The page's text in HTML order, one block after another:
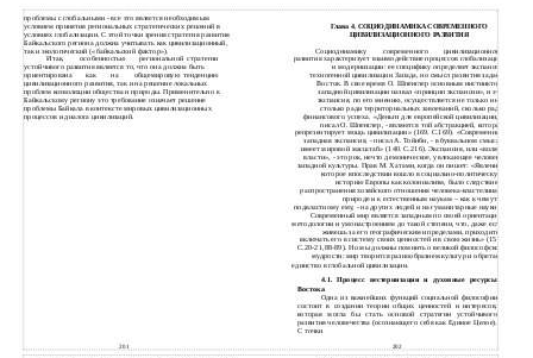
проблемы с глобальными - все это является необходимым
Глава 4. СОЦИОДИНАМИКА СОВРЕМЕННОГО
условием принятия региональных стратегических решений в
условиях глобализации. С этой точки зрения стратегия развития
ЦИВИЛИЗАЦИОННОГО РАЗВИТИЯ
Байкальского региона должна учитывать как цивилизационный,
так и экологический («байкальский фактор»).
Социодинамику современного
цивилизационного
Итак,
особенностью региональной стратегии
развития характеризует взаимодействие процессов глобализации
устойчивого развития является то, что она должна быть
и модернизации: ее специфику определяет экспансия
ориентирована
как на общемировую тенденцию
техногенной цивилизации Запада, но смысл развития задает
цивилизационного развития, так и на решение локальных
Восток. В свое время О. Шпенглер основным инстинктом
проблем коэволюции общества и природы. Применительно к
западной цивилизации назвал «принцип экспансии», и эта
Байкальскому региону это требование означает решение
экспансия, по его мнению, осуществляется не только и не
проблемы Байкала в контексте мировых цивилизационных
столько ради территориальных завоеваний, сколько ради
процессов и диалога цивилизаций.
финансового успеха. «Деньги для европейской цивилизации, -
писал О. Шпенглер, - являются той абстракцией, которая
репрезентирует мощь цивилизации» (169. С.169). «Современная
западная экспансия, - писал А. Тойнби, - в буквальном смысле
имеет мировой масштаб» (140. С.216). Экспансия, или «воля к
власти», - это рок, нечто демоническое, увлекающее человека
западной культуры. Прав М. Хатами, когда он пишет: «Явление,
которое впоследствии вошло в социально-политическую
историю Европы как колониализм, было следствием
распространения хозяйского отношения человека-властелина к
природе и к естественным наукам – как к чемуто,
подвластному ему, - на других людей и на гуманитарные науки...
Современный мир является западным по своей ориентации,
методологии и умонастроениям до такой степени, что, даже если
живешь за его географическими пределами, приходится
включать его в систему своих ценностей и в свою жизнь» (157.
С.20-21,88-89). Но мы должны помнить о великой философской
мудрости: мир творится разнообразием культур и обретает
единство в глобальной цивилизации.
4.1. Процесс вестернизации и духовные ресурсы
Востока
Одна из важнейших функций социальной философии
состоит в создании теории общих ценностей и интересов,
которая могла бы стать основой стратегии устойчивого
развития человечества (осознающего себя как Единое Целое).
С точки
201 202